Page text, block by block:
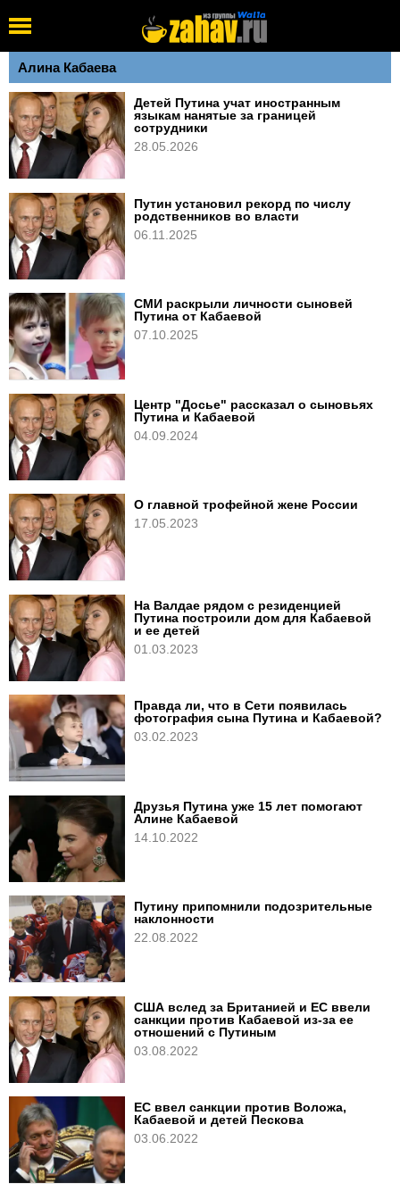
Алина Кабаева
Детей Путина учат иностранным
языкам нанятые за границей
сотрудники
28.05.2026
Путин установил рекорд по числу
родственников во власти
06.11.2025
СМИ раскрыли личности сыновей
Путина от Кабаевой
07.10.2025
Центр "Досье" рассказал о сыновьях
Путина и Кабаевой
04.09.2024
О главной трофейной жене России
17.05.2023
На Валдае рядом с резиденцией
Путина построили дом для Кабаевой
и ее детей
01.03.2023
Правда ли, что в Сети появилась
фотография сына Путина и Кабаевой?
03.02.2023
Друзья Путина уже 15 лет помогают
Алине Кабаевой
14.10.2022
Путину припомнили подозрительные
наклонности
22.08.2022
США вслед за Британией и ЕС ввели
санкции против Кабаевой из-за ее
отношений с Путиным
03.08.2022
ЕС ввел санкции против Воложа,
Кабаевой и детей Пескова
03.06.2022